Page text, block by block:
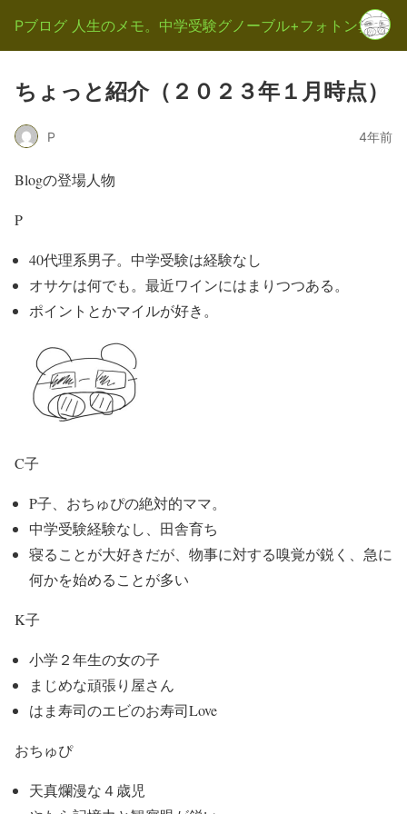
Pブログ 人生のメモ。中学受験グノーブル+フォトン算数
ちょっと紹介（２０２３年１月時点）
P 4年前
Blogの登場人物
P
40代理系男子。中学受験は経験なし
オサケは何でも。最近ワインにはまりつつある。
ポイントとかマイルが好き。
C子
P子、おちゅぴの絶対的ママ。
中学受験経験なし、田舎育ち
寝ることが大好きだが、物事に対する嗅覚が鋭く、急に
何かを始めることが多い
K子
小学２年生の女の子
まじめな頑張り屋さん
はま寿司のエビのお寿司Love
おちゅぴ
天真爛漫な４歳児